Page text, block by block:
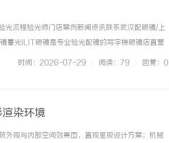
光流程验光师门店案例新闻资讯联系武汉配眼镜/上
光ILIT眼镜是专业验光配镜的写字楼眼镜店直营
价格和直营售后为基础，全场镜片40%-60%优
时间：2026-07-29 阅读：79 回复：0
染环境
外观与内部空间效果图，直观呈现设计方案；机械